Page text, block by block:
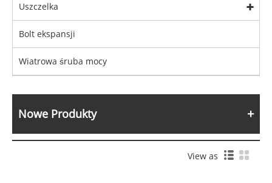
Uszczelka
Bolt ekspansji
Wiatrowa śruba mocy
Nowe Produkty
View as